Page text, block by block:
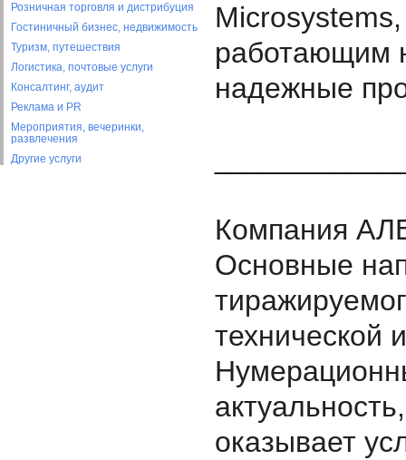
Розничная торговля и дистрибуция
Гостиничный бизнес, недвижимость
Туризм, путешествия
Логистика, почтовые услуги
Консалтинг, аудит
Реклама и PR
Мероприятия, вечеринки,
развлечения
Другие услуги
работающим
надежные
Компания
Основные
технической
оказывает